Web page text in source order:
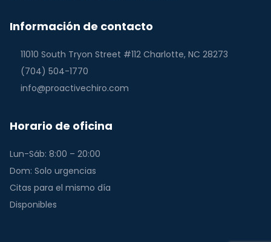
Información de contacto
11010 South Tryon Street #112 Charlotte, NC 28273
(704) 504-1770
info@proactivechiro.com
Horario de oficina
Lun-Sáb: 8:00 – 20:00
Dom: Solo urgencias
Citas para el mismo día
Disponibles